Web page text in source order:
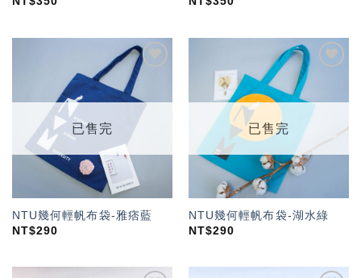
望輕
單」
已售完
NTU幾何輕帆布袋-雅痞藍
NT$290
望輕
已售完
NTU幾何輕帆布袋-湖水綠
NT$290